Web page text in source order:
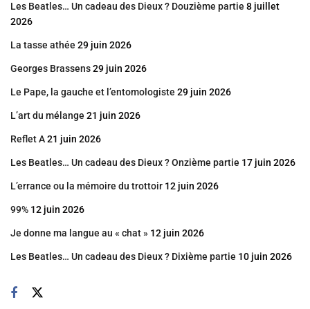
Les Beatles… Un cadeau des Dieux ? Douzième partie 8 juillet
2026
La tasse athée 29 juin 2026
Georges Brassens29 juin 2026
Le Pape, la gauche et l’entomologiste 29 juin 2026
L’art du mélange 21 juin 2026
Reflet A21 juin 2026
Les Beatles… Un cadeau des Dieux ? Onzième partie 17 juin 2026
L’errance ou la mémoire du trottoir 12 juin 2026
99% 12 juin 2026
Je donne ma langue au « chat » 12 juin 2026
Les Beatles… Un cadeau des Dieux ? Dixième partie 10 juin 2026